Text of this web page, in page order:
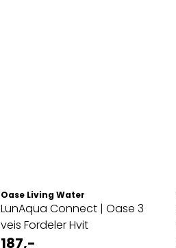
Oase Living Water
LunAqua Connect | Oase 3
veis Fordeler Hvit
187,-